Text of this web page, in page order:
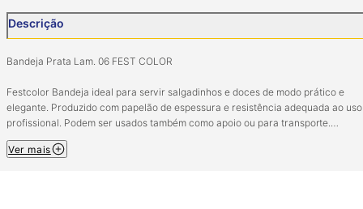
Descrição
Bandeja Prata Lam. 06 FEST COLOR
Festcolor Bandeja ideal para servir salgadinhos e doces de modo prático e
elegante. Produzido com papelão de espessura e resistência adequada ao uso
profissional. Podem ser usados também como apoio ou para transporte.
Composição: Papel e poliester
Ver mais